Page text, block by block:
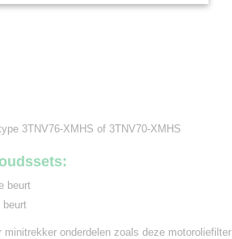
3TNV76-XMHS of 3TNV70-XMHS
beurt
beurt
onderdelen zoals deze motoroliefilter